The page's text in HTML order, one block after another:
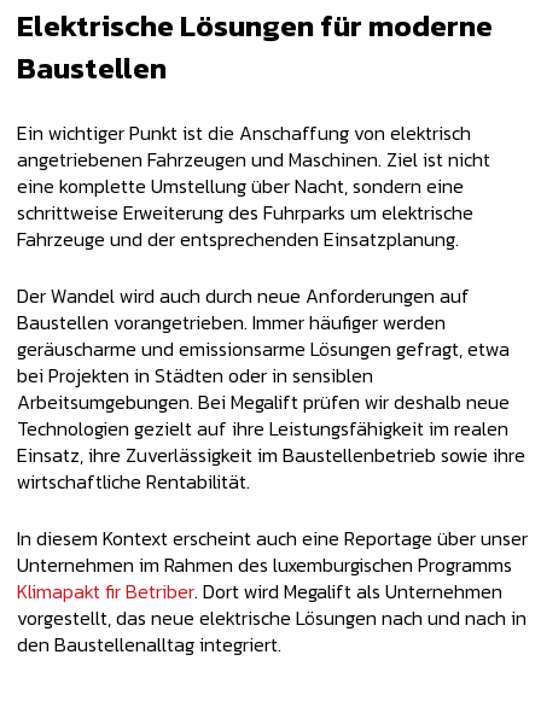
Elektrische Lösungen für moderne
Baustellen
Ein wichtiger Punkt ist die Anschaffung von elektrisch
angetriebenen Fahrzeugen und Maschinen. Ziel ist nicht
eine komplette Umstellung über Nacht, sondern eine
schrittweise Erweiterung des Fuhrparks um elektrische
Fahrzeuge und der entsprechenden Einsatzplanung.
Der Wandel wird auch durch neue Anforderungen auf
Baustellen vorangetrieben. Immer häufiger werden
geräuscharme und emissionsarme Lösungen gefragt, etwa
bei Projekten in Städten oder in sensiblen
Arbeitsumgebungen. Bei Megalift prüfen wir deshalb neue
Technologien gezielt auf ihre Leistungsfähigkeit im realen
Einsatz, ihre Zuverlässigkeit im Baustellenbetrieb sowie ihre
wirtschaftliche Rentabilität.
In diesem Kontext erscheint auch eine Reportage über unser
Unternehmen im Rahmen des luxemburgischen Programms
Klimapakt fir Betriber. Dort wird Megalift als Unternehmen
vorgestellt, das neue elektrische Lösungen nach und nach in
den Baustellenalltag integriert.